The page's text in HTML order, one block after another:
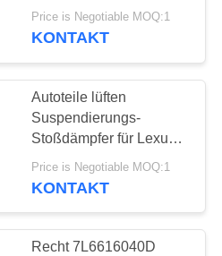
48020-50242 48010-
50240 Lexuss US
Price is Negotiable MOQ:1
KONTAKT
Autoteile lüften
Suspendierungs-
Stoßdämpfer für Lexus
UVF4 USF40 LS 600h
48020-50200 48010-
Price is Negotiable MOQ:1
KONTAKT
Recht 7L6616040D